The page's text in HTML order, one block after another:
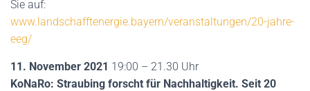
Sie auf:
www.landschafftenergie.bayern/veranstaltungen/20-jahre-
eeg/
11. November 2021 19:00 – 21.30 Uhr
KoNaRo: Straubing forscht für Nachhaltigkeit. Seit 20